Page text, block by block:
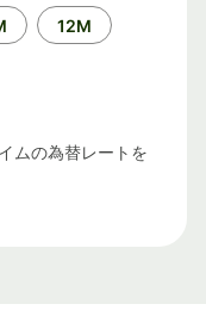
12M
ムの為替レートを